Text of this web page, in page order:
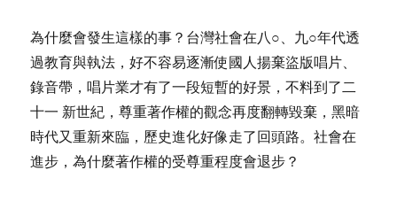
為什麼會發生這樣的事？台灣社會在八○、九○年代透
過教育與執法，好不容易逐漸使國人揚棄盜版唱片、
錄音帶，唱片業才有了一段短暫的好景，不料到了二
十一 新世紀，尊重著作權的觀念再度翻轉毀棄，黑暗
時代又重新來臨，歷史進化好像走了回頭路。社會在
進步，為什麼著作權的受尊重程度會退步？